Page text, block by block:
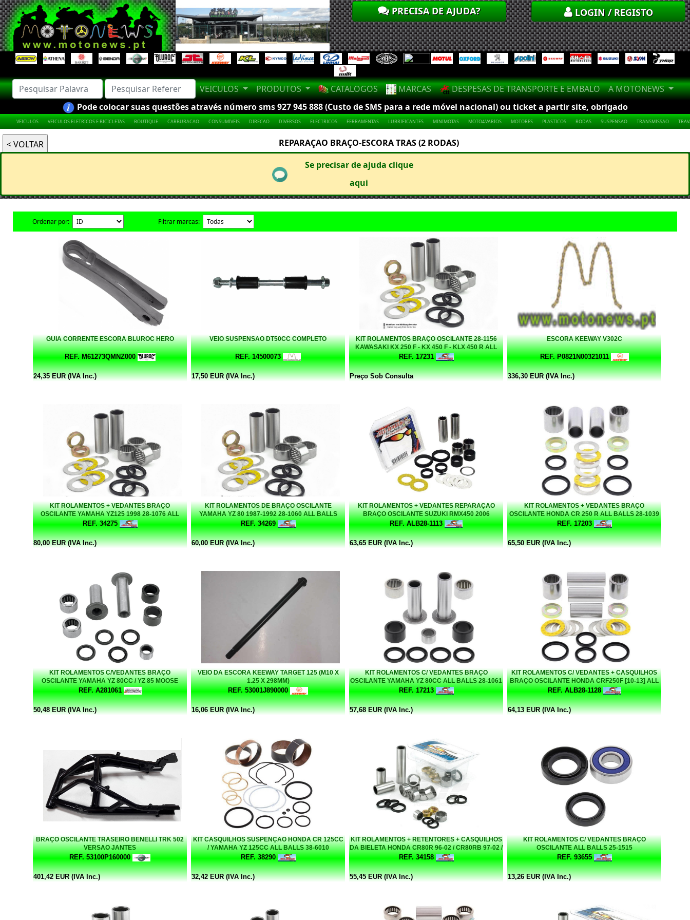
PRECISA DE AJUDA? LOGIN / REGISTO
VEICULOS PRODUTOS CATALOGOS MARCAS DESPESAS DE TRANSPORTE E EMBALO
A MOTONEWS
Pode colocar suas questões através número sms 927 945 888 (Custo de SMS para a rede móvel nacional) ou ticket a partir site, obrigado
VEICULOS VEICULOS ELETRICOS E BICICLETAS BOUTIQUE CARBURACAO CONSUMIVEIS DIRECAO DIVERSOS ELECTRICOS FERRAMENTAS LUBRIFICANTES MINIMOTAS MOTO4.VARIOS MOTORES PLASTICOS RODAS SUSPENSAO TRANSMISSAO
REPARAÇAO BRAÇO-ESCORA TRAS (2 RODAS)
Se precisar de ajuda clique
aqui
Ordenar por: Filtrar marcas:
GUIA CORRENTE ESCORA BLUROC HERO
REF. M61273QMNZ000
24,35 EUR (IVA Inc.)
VEIO SUSPENSAO DT50CC COMPLETO
REF. 14500073
17,50 EUR (IVA Inc.)
KIT ROLAMENTOS BRAÇO OSCILANTE 28-1156
KAWASAKI KX 250 F - KX 450 F - KLX 450 R ALL
BALLS
REF. 17231
Preço Sob Consulta
ESCORA KEEWAY V302C
REF. P0821N00321011
336,30 EUR (IVA Inc.)
KIT ROLAMENTOS + VEDANTES BRAÇO
OSCILANTE YAMAHA YZ125 1998 28-1076 ALL
BALLS
REF. 34275
80,00 EUR (IVA Inc.)
KIT ROLAMENTOS DE BRAÇO OSCILANTE
YAMAHA YZ 80 1987-1992 28-1060 ALL BALLS
REF. 34269
60,00 EUR (IVA Inc.)
KIT ROLAMENTOS + VEDANTES REPARAÇAO
BRAÇO OSCILANTE SUZUKI RMX450 2006
REF. ALB28-1113
63,65 EUR (IVA Inc.)
KIT ROLAMENTOS + VEDANTES BRAÇO
OSCILANTE HONDA CR 250 R ALL BALLS 28-1039
REF. 17203
65,50 EUR (IVA Inc.)
KIT ROLAMENTOS C/VEDANTES BRAÇO
OSCILANTE YAMAHA YZ 80CC / YZ 85 MOOSE
RACING
REF. A281061
50,48 EUR (IVA Inc.)
VEIO DA ESCORA KEEWAY TARGET 125 (M10 X
1.25 X 298MM)
REF. 53001J890000
16,06 EUR (IVA Inc.)
KIT ROLAMENTOS C/ VEDANTES BRAÇO
OSCILANTE YAMAHA YZ 80CC ALL BALLS 28-1061
REF. 17213
57,68 EUR (IVA Inc.)
KIT ROLAMENTOS C/ VEDANTES + CASQUILHOS
BRAÇO OSCILANTE HONDA CRF250F [10-13] ALL
BALLS
REF. ALB28-1128
64,13 EUR (IVA Inc.)
BRAÇO OSCILANTE TRASEIRO BENELLI TRK 502
VERSAO JANTES
REF. 53100P160000
401,42 EUR (IVA Inc.)
KIT CASQUILHOS SUSPENÇAO HONDA CR 125CC
/ YAMAHA YZ 125CC ALL BALLS 38-6010
REF. 38290
32,42 EUR (IVA Inc.)
KIT ROLAMENTOS + RETENTORES + CASQUILHOS
DA BIELETA HONDA CR80R 96-02 / CR80RB 97-02 /
CR85R/RB 03-07 ALL BALLS 27-1045
REF. 34158
55,45 EUR (IVA Inc.)
KIT ROLAMENTOS C/ VEDANTES BRAÇO
OSCILANTE ALL BALLS 25-1515
REF. 93655
13,26 EUR (IVA Inc.)